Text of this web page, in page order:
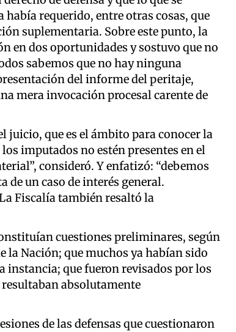
había requerido, entre otras cosas, que
suplementaria. Sobre este punto, la
en dos oportunidades y sostuvo que no
sabemos que no hay ninguna
del informe del peritaje,
mera invocación procesal carente de
juicio, que es el ámbito para conocer la
imputados no estén presentes en el
consideró. Y enfatizó: “debemos
de un caso de interés general.
Fiscalía también resaltó la
cuestiones preliminares, según
la Nación; que muchos ya habían sido
instancia; que fueron revisados por los
absolutamente
de las defensas que cuestionaron